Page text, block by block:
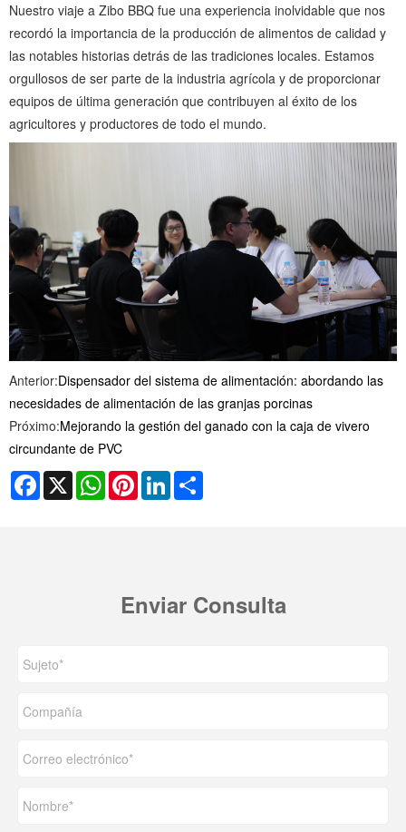
Nuestro viaje a Zibo BBQ fue una experiencia inolvidable que nos
recordó la importancia de la producción de alimentos de calidad y
las notables historias detrás de las tradiciones locales. Estamos
orgullosos de ser parte de la industria agrícola y de proporcionar
equipos de última generación que contribuyen al éxito de los
agricultores y productores de todo el mundo.
Anterior:Dispensador del sistema de alimentación: abordando las
necesidades de alimentación de las granjas porcinas
Próximo:Mejorando la gestión del ganado con la caja de vivero
circundante de PVC
Facebook
X WhatsAppPinterestLinkedIn
Enviar Consulta